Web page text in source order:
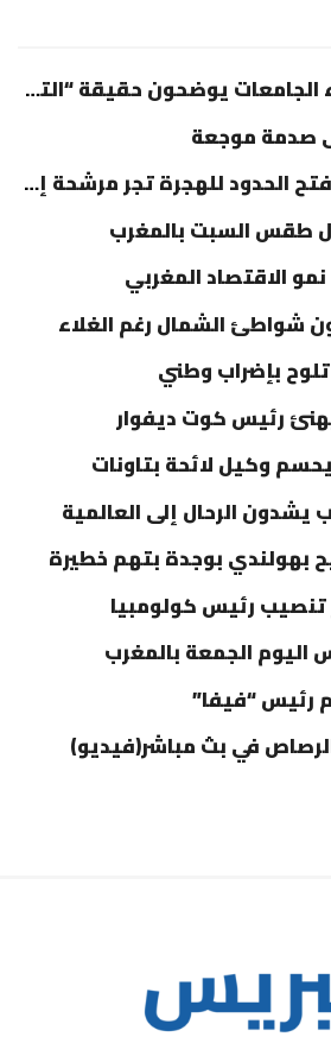
يوضحون حقيقة “التوقيت الميسر” ورسوم التسجيل
صدمة موجعة
للهجرة تجر مرشحة إلى القضاء
طقس السبت بالمغرب
الاقتصاد المغربي
شواطئ الشمال رغم الغلاء
تلوح بإضراب وطني
رئيس كوت ديفوار
وكيل لائحة بتاونات
يشدون الرحال إلى العالمية
بهولندي بوجدة بتهم خطيرة
تنصيب رئيس كولومبيا
الجمعة بالمغرب
رئيس “فيفا”
في بث مباشر(فيديو)